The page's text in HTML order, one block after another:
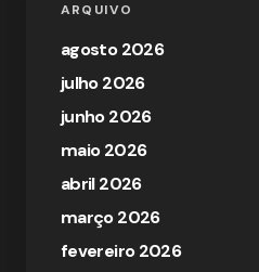
ARQUIVO
agosto 2026
julho 2026
junho 2026
maio 2026
abril 2026
março 2026
fevereiro 2026